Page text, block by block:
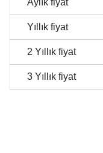
Yıllık fiyat
2 Yıllık fiyat
3 Yıllık fiyat